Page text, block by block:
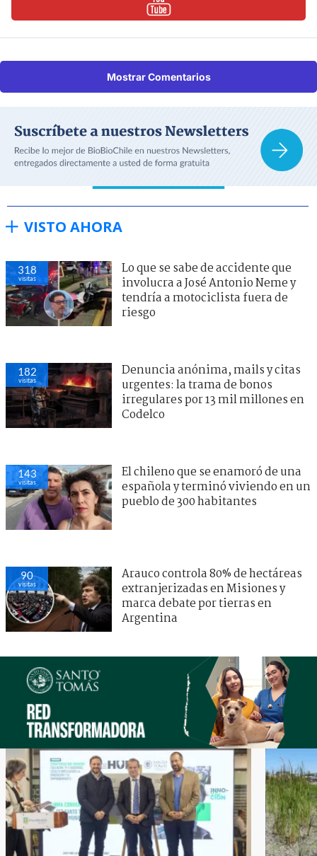
Mostrar Comentarios
VISTO AHORA
318
visitas
Lo que se sabe de accidente que
involucra a José Antonio Neme y
tendría a motociclista fuera de
riesgo
182
visitas
Denuncia anónima, mails y citas
urgentes: la trama de bonos
irregulares por 13 mil millones en
Codelco
143
visitas
El chileno que se enamoró de una
española y terminó viviendo en un
pueblo de 300 habitantes
90
visitas
Arauco controla 80% de hectáreas
extranjerizadas en Misiones y
marca debate por tierras en
Argentina